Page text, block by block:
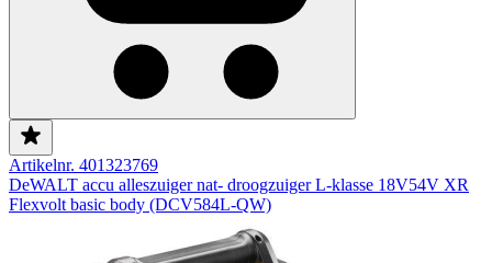
Artikelnr. 401323769
DeWALT accu alleszuiger nat- droogzuiger L-klasse 18V54V XR
Flexvolt basic body (DCV584L-QW)